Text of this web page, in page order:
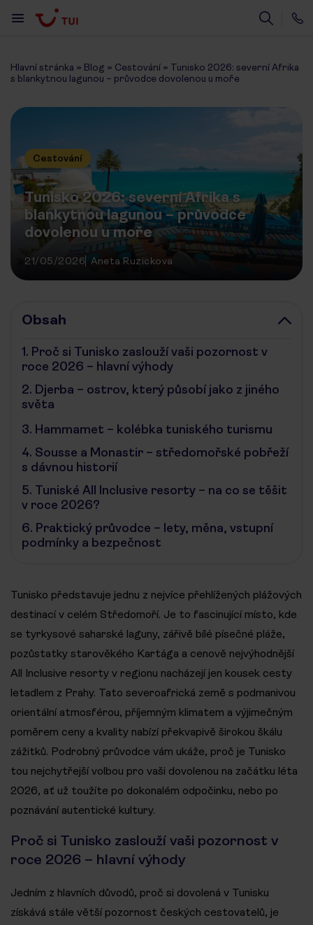
Hlavní stránka » Blog » Cestování » Tunisko 2026: severní Afrika
s blankytnou lagunou – průvodce dovolenou u moře
Cestování
Tunisko 2026: severní Afrika s
blankytnou lagunou – průvodce
dovolenou u moře
21/05/2026 Aneta Ruzickova
Obsah
1. Proč si Tunisko zaslouží vaši pozornost v
roce 2026 – hlavní výhody
2. Djerba – ostrov, který působí jako z jiného
světa
3. Hammamet – kolébka tuniského turismu
4. Sousse a Monastir – středomořské pobřeží
s dávnou historií
5. Tuniské All Inclusive resorty – na co se těšit
v roce 2026?
6. Praktický průvodce – lety, měna, vstupní
podmínky a bezpečnost
Tunisko představuje jednu z nejvíce přehlížených plážových
destinací v celém Středomoří. Je to fascinující místo, kde
se tyrkysové saharské laguny, zářivě bílé písečné pláže,
pozůstatky starověkého Kartága a cenově nejvýhodnější
All Inclusive resorty v regionu nacházejí jen kousek cesty
letadlem z Prahy. Tato severoafrická země s podmanivou
orientální atmosférou, příjemným klimatem a výjimečným
poměrem ceny a kvality nabízí překvapivě širokou škálu
zážitků. Podrobný průvodce vám ukáže, proč je Tunisko
tou nejchytřejší volbou pro vaši dovolenou na začátku léta
2026, ať už toužíte po dokonalém odpočinku, nebo po
poznávání autentické kultury.
Proč si Tunisko zaslouží vaši pozornost v
roce 2026 – hlavní výhody
Jedním z hlavních důvodů, proč si dovolená v Tunisku
získává stále větší pozornost českých cestovatelů, je